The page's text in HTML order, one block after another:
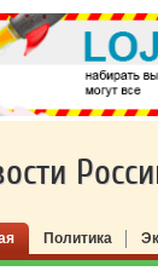
Политика